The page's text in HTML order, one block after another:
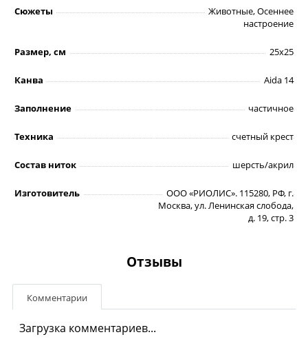
Сюжеты
Животные, Осеннее
настроение
Размер, см 25х25
Канва Aida 14
Заполнение частичное
Техника счетный крест
Состав ниток шерсть/акрил
Изготовитель
ООО «РИОЛИС». 115280, РФ, г.
Москва, ул. Ленинская слобода,
д. 19, стр. 3
Отзывы
Комментарии
Загрузка комментариев...